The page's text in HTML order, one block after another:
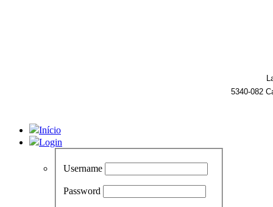
5340-082
Início
Login
Username
Password